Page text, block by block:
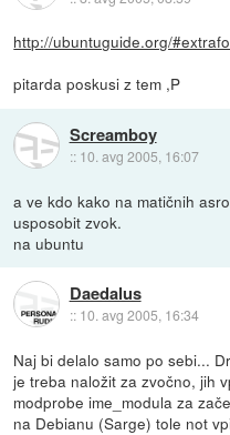
http://ubuntuguide.org/
pitarda poskusi z tem ,P
Screamboy
:: 10. avg 2005, 16:07
a ve kdo kako na matičnih
usposobit zvok.
na ubuntu
Daedalus
:: 10. avg 2005, 16:34
Naj bi delalo samo po sebi...
je treba naložit za zvočno, jih
modprobe ime_modula za
na Debianu (Sarge) tole not